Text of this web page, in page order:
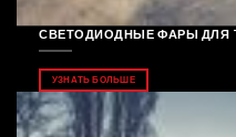
СВЕТОДИОДНЫЕ ФАРЫ ДЛЯ
УЗНАТЬ БОЛЬШЕ